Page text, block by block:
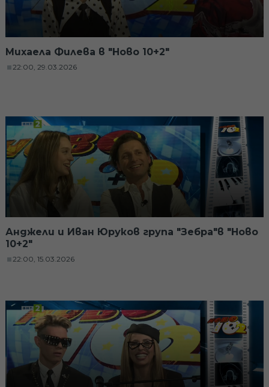
Михаела Филева в "Ново 10+2"
22:00, 29.03.2026
Анджели и Иван Юруков група "Зебра"в "Ново
10+2"
22:00, 15.03.2026